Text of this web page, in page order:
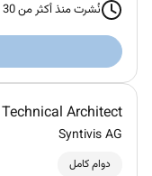
نُشرت منذ أكثر من 30 يومًا
Architect
Syntivis AG
دوام كامل